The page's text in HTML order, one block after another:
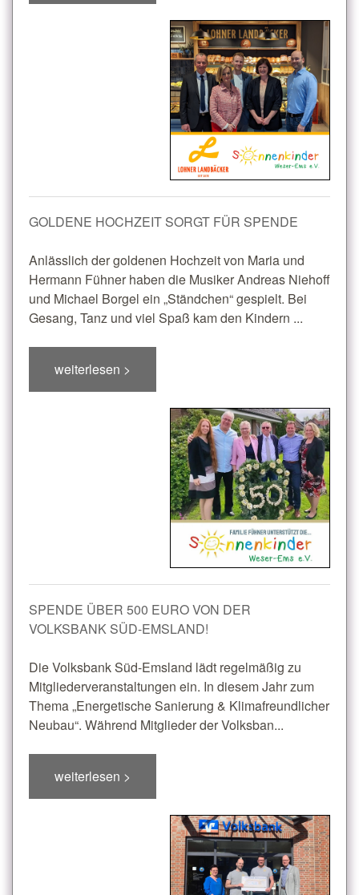
GOLDENE HOCHZEIT SORGT FÜR SPENDE
Anlässlich der goldenen Hochzeit von Maria und
Hermann Fühner haben die Musiker Andreas Niehoff
und Michael Borgel ein „Ständchen“ gespielt. Bei
Gesang, Tanz und viel Spaß kam den Kindern ...
weiterlesen >
SPENDE ÜBER 500 EURO VON DER
VOLKSBANK SÜD-EMSLAND!
Die Volksbank Süd-Emsland lädt regelmäßig zu
Mitgliederveranstaltungen ein. In diesem Jahr zum
Thema „Energetische Sanierung & Klimafreundlicher
Neubau“. Während Mitglieder der Volksban...
weiterlesen >